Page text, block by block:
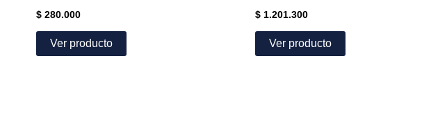
$ 280.000
Ver producto
$ 1.201.300
Ver producto